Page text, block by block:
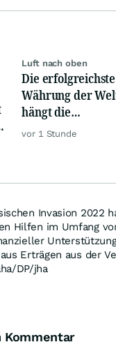
Luft nach oben
Die erfolgreichste
Währung der
hängt die
Konkurrenz ab
vor 1 Stunde
Invasion 2022
Hilfen im Umfang
Erträgen aus der
DP/jha
Kommentar